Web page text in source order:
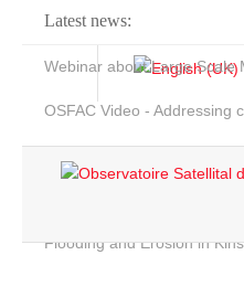
Latest news:
Webinar about Large Scale
OSFAC Video - Addressing
Flooding and Erosion in
Home